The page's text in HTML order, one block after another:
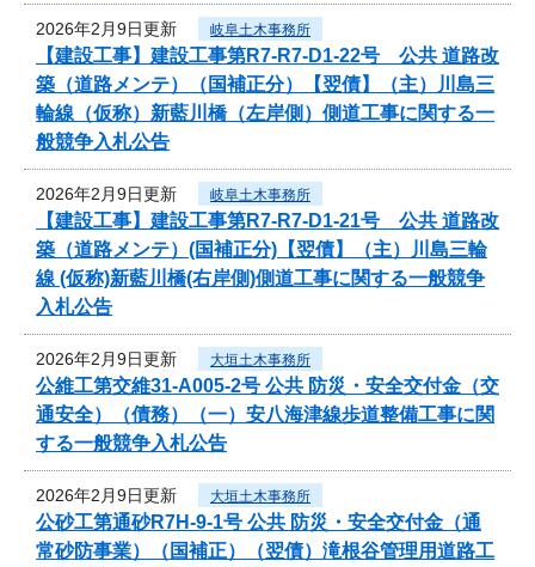
2026年2月9日更新 岐阜土木事務所
【建設工事】建設工事第R7-R7-D1-22号 公共 道路改
築（道路メンテ）（国補正分）【翌債】（主）川島三
輪線（仮称）新藍川橋（左岸側）側道工事に関する一
般競争入札公告
2026年2月9日更新 岐阜土木事務所
【建設工事】建設工事第R7-R7-D1-21号 公共 道路改
築（道路メンテ）(国補正分)【翌債】（主）川島三輪
線 (仮称)新藍川橋(右岸側)側道工事に関する一般競争
入札公告
2026年2月9日更新 大垣土木事務所
公維工第交維31-A005-2号 公共 防災・安全交付金（交
通安全）（債務）（一）安八海津線歩道整備工事に関
する一般競争入札公告
2026年2月9日更新 大垣土木事務所
公砂工第通砂R7H-9-1号 公共 防災・安全交付金（通
常砂防事業）（国補正）（翌債）滝根谷管理用道路工